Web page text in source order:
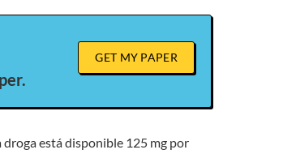
GET MY PAPER
droga está disponible 125 mg por